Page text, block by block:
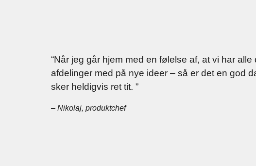
“Når jeg går hjem med en følelse af, at vi har alle
afdelinger med på nye ideer – så er det en god
sker heldigvis ret tit. ”
– Nikolaj, produktchef